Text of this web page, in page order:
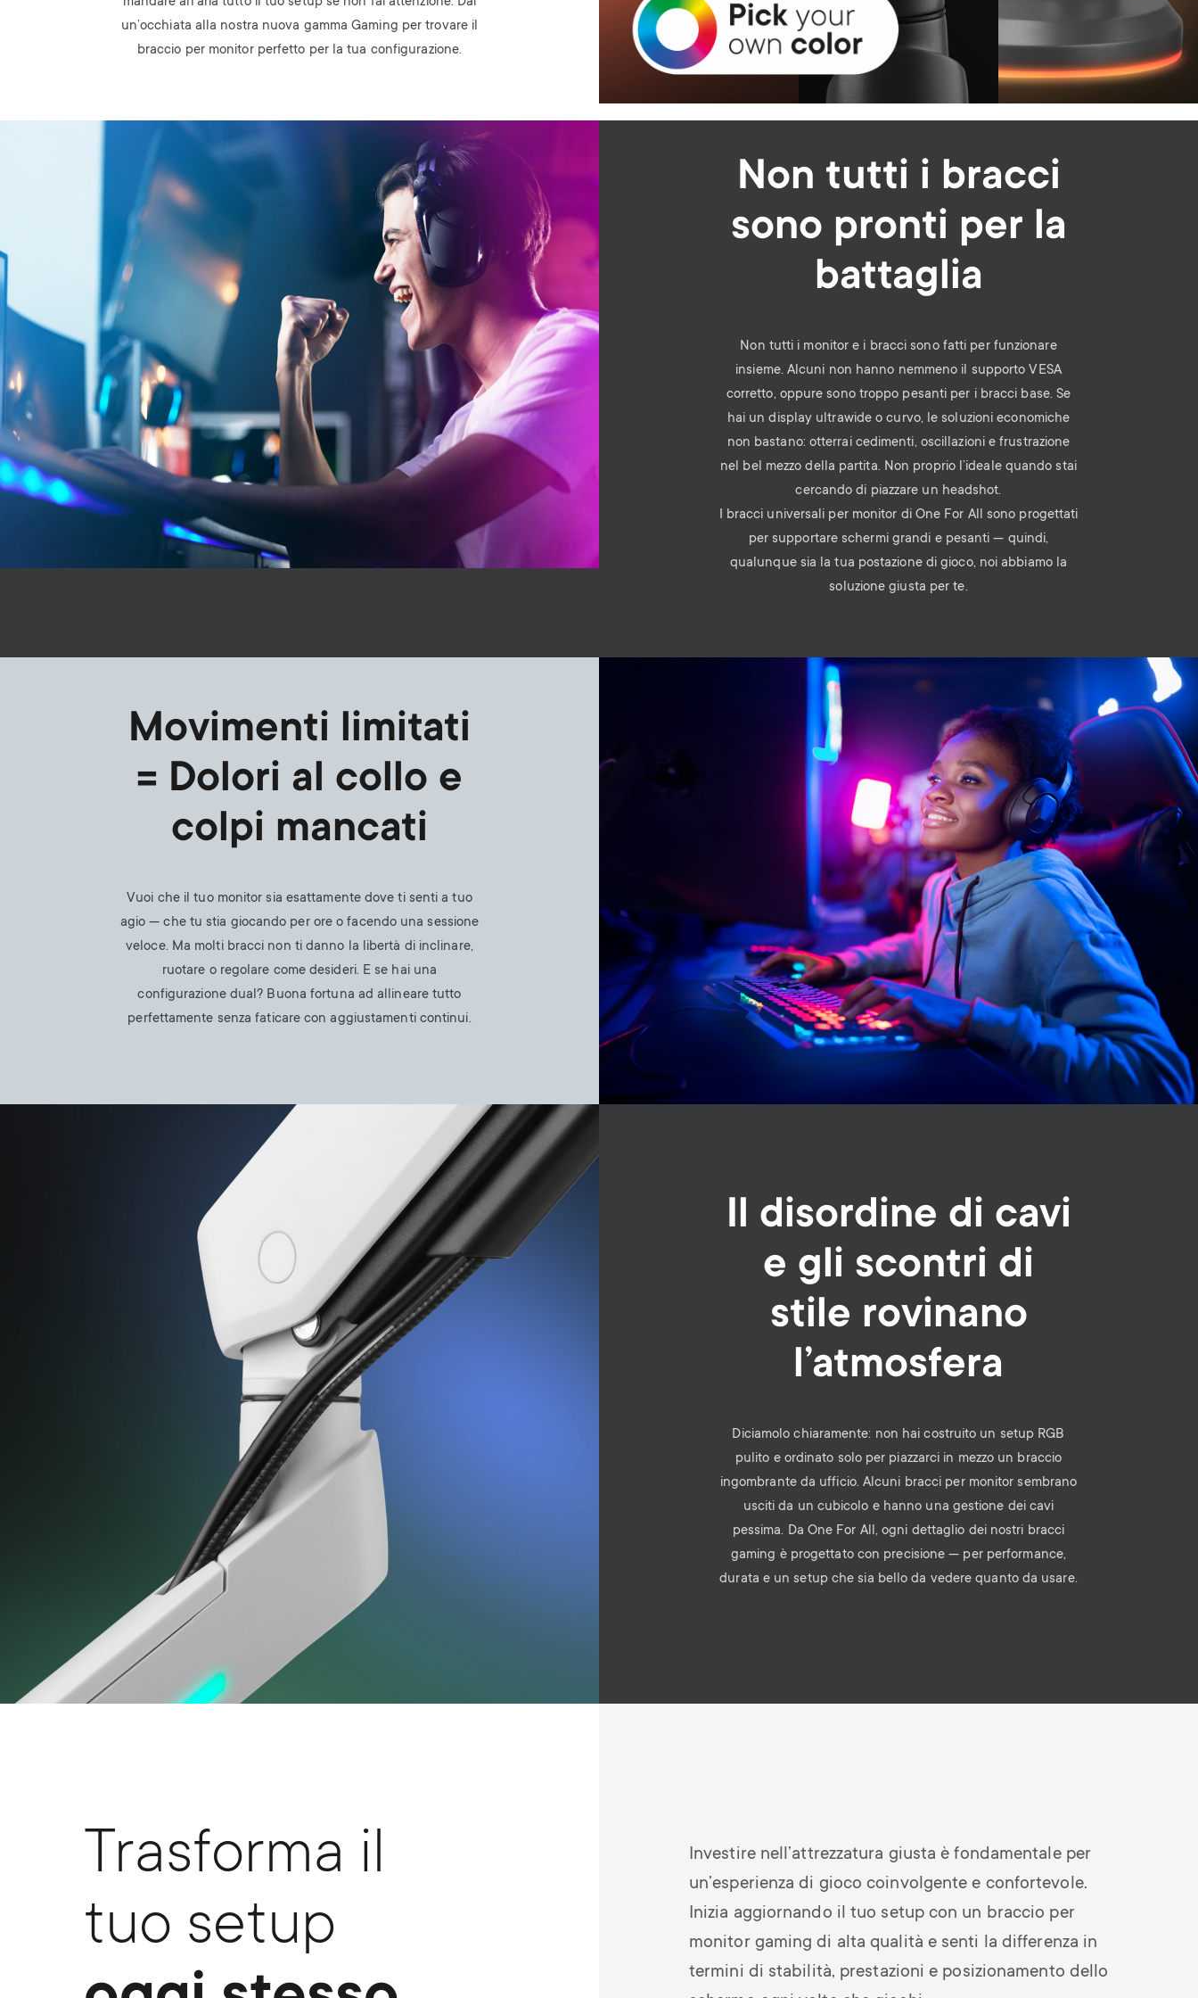
n
u
u
un’occhiata alla nostra nuova gamma Gaming per trovare il
braccio per monitor perfetto per la tua configurazione.
Non tutti i bracci
sono pronti per la
battaglia
Non tutti i monitor e i bracci sono fatti per funzionare
insieme. Alcuni non hanno nemmeno il supporto VESA
corretto, oppure sono troppo pesanti per i bracci base. Se
hai un display ultrawide o curvo, le soluzioni economiche
non bastano: otterrai cedimenti, oscillazioni e frustrazione
nel bel mezzo della partita. Non proprio l’ideale quando stai
cercando di piazzare un headshot.
I bracci universali per monitor di One For All sono progettati
per supportare schermi grandi e pesanti — quindi,
qualunque sia la tua postazione di gioco, noi abbiamo la
soluzione giusta per te.
Movimenti limitati
= Dolori al collo e
colpi mancati
Vuoi che il tuo monitor sia esattamente dove ti senti a tuo
agio — che tu stia giocando per ore o facendo una sessione
veloce. Ma molti bracci non ti danno la libertà di inclinare,
ruotare o regolare come desideri. E se hai una
configurazione dual? Buona fortuna ad allineare tutto
perfettamente senza faticare con aggiustamenti continui.
Il disordine di cavi
e gli scontri di
stile rovinano
l’atmosfera
Diciamolo chiaramente: non hai costruito un setup RGB
pulito e ordinato solo per piazzarci in mezzo un braccio
ingombrante da ufficio. Alcuni bracci per monitor sembrano
usciti da un cubicolo e hanno una gestione dei cavi
pessima. Da One For All, ogni dettaglio dei nostri bracci
gaming è progettato con precisione — per performance,
durata e un setup che sia bello da vedere quanto da usare.
Trasforma il
tuo setup
Investire nell’attrezzatura giusta è fondamentale per
un’esperienza di gioco coinvolgente e confortevole.
Inizia aggiornando il tuo setup con un braccio per
monitor gaming di alta qualità e senti la differenza in
termini di stabilità, prestazioni e posizionamento dello